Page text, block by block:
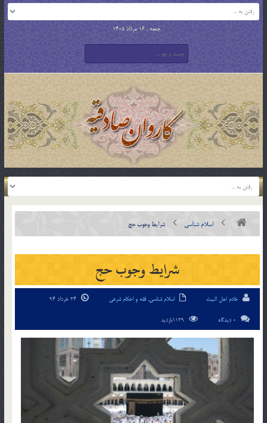
جمعه , 16 مرداد 1405
اسلام شناسی شرایط وجوب حج
شرایط وجوب حج
خادم اهل البیت اسلام شناسی, فقه و احکام شرعی
0 دیدگاه